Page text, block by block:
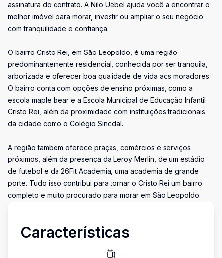
assinatura do contrato. A Nilo Uebel ajuda você a encontrar o
melhor imóvel para morar, investir ou ampliar o seu negócio
com tranquilidade e confiança.
O bairro Cristo Rei, em São Leopoldo, é uma região
predominantemente residencial, conhecida por ser tranquila,
arborizada e oferecer boa qualidade de vida aos moradores.
O bairro conta com opções de ensino próximas, como a
escola maple bear e a Escola Municipal de Educação Infantil
Cristo Rei, além da proximidade com instituições tradicionais
da cidade como o Colégio Sinodal.
A região também oferece praças, comércios e serviços
próximos, além da presença da Leroy Merlin, de um estádio
de futebol e da 26Fit Academia, uma academia de grande
porte. Tudo isso contribui para tornar o Cristo Rei um bairro
completo e muito procurado para morar em São Leopoldo.
Características